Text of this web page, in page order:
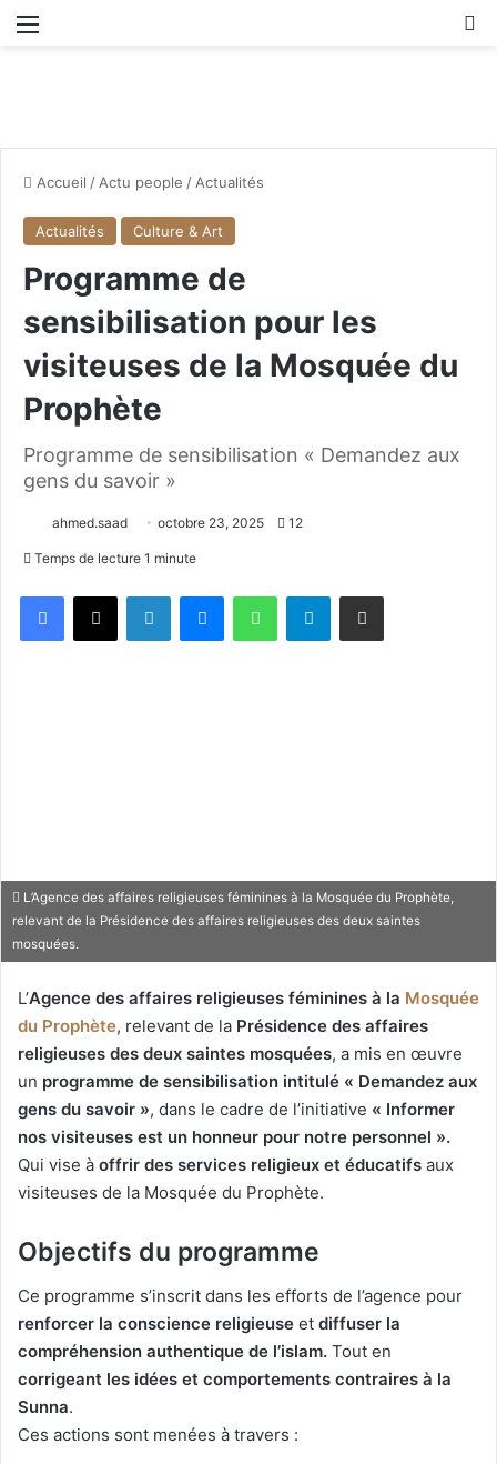
Accueil /Actu people /Actualités
Actualités Culture & Art
Programme de
sensibilisation pour les
visiteuses de la Mosquée du
Prophète
Programme de sensibilisation « Demandez aux
gens du savoir »
ahmed.saad octobre 23, 2025 12
Temps de lecture 1 minute
Telegram
L’Agence des affaires religieuses féminines à la Mosquée du Prophète,
relevant de la Présidence des affaires religieuses des deux saintes
mosquées.
L’Agence des affaires religieuses féminines à la Mosquée
du Prophète, relevant de la Présidence des affaires
religieuses des deux saintes mosquées, a mis en œuvre
un programme de sensibilisation intitulé « Demandez aux
gens du savoir », dans le cadre de l’initiative « Informer
nos visiteuses est un honneur pour notre personnel ».
Qui vise à offrir des services religieux et éducatifs aux
visiteuses de la Mosquée du Prophète.
Objectifs du programme
Ce programme s’inscrit dans les efforts de l’agence pour
renforcer la conscience religieuse et diffuser la
compréhension authentique de l’islam. Tout en
corrigeant les idées et comportements contraires à la
Sunna.
Ces actions sont menées à travers :